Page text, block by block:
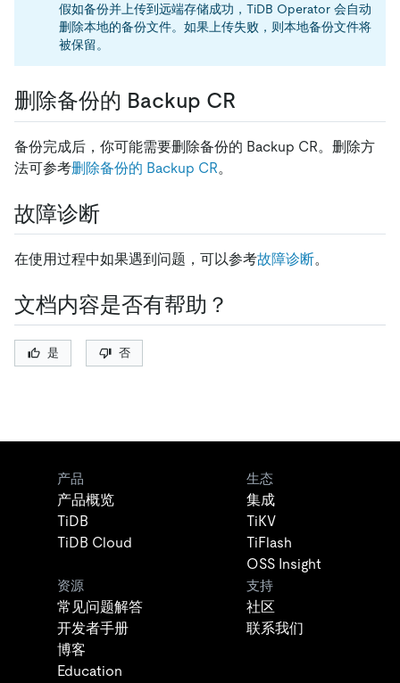
假如备份并上传到远端存储成功，TiDB Operator 会自动
删除本地的备份文件。如果上传失败，则本地备份文件将
被保留。
删除备份的 Backup CR
备份完成后，你可能需要删除备份的 Backup CR。删除方
法可参考删除备份的 Backup CR。
故障诊断
在使用过程中如果遇到问题，可以参考故障诊断。
文档内容是否有帮助？
是 否
产品
产品概览
TiDB
TiDB Cloud
生态
集成
TiKV
TiFlash
OSS Insight
资源
常见问题解答
开发者手册
博客
Education
支持
社区
联系我们